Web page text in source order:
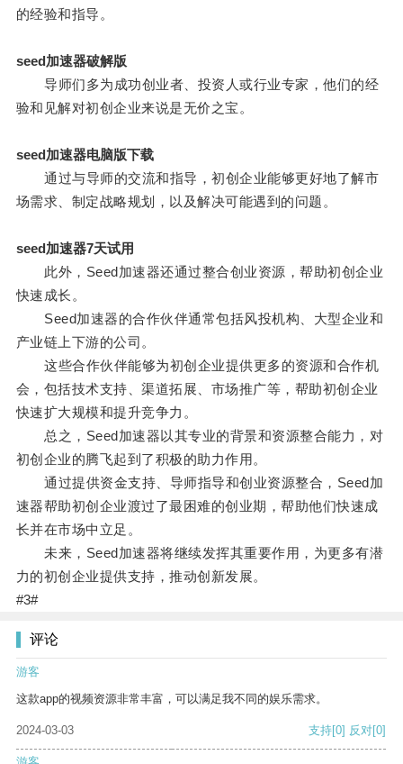
的经验和指导。
seed加速器破解版
导师们多为成功创业者、投资人或行业专家，他们的经
验和见解对初创企业来说是无价之宝。
seed加速器电脑版下载
通过与导师的交流和指导，初创企业能够更好地了解市
场需求、制定战略规划，以及解决可能遇到的问题。
seed加速器7天试用
此外，Seed加速器还通过整合创业资源，帮助初创企业
快速成长。
Seed加速器的合作伙伴通常包括风投机构、大型企业和
产业链上下游的公司。
这些合作伙伴能够为初创企业提供更多的资源和合作机
会，包括技术支持、渠道拓展、市场推广等，帮助初创企业
快速扩大规模和提升竞争力。
总之，Seed加速器以其专业的背景和资源整合能力，对
初创企业的腾飞起到了积极的助力作用。
通过提供资金支持、导师指导和创业资源整合，Seed加
速器帮助初创企业渡过了最困难的创业期，帮助他们快速成
长并在市场中立足。
未来，Seed加速器将继续发挥其重要作用，为更多有潜
力的初创企业提供支持，推动创新发展。
#3#
评论
游客
这款app的视频资源非常丰富，可以满足我不同的娱乐需求。
2024-03-03 支持[0] 反对[0]